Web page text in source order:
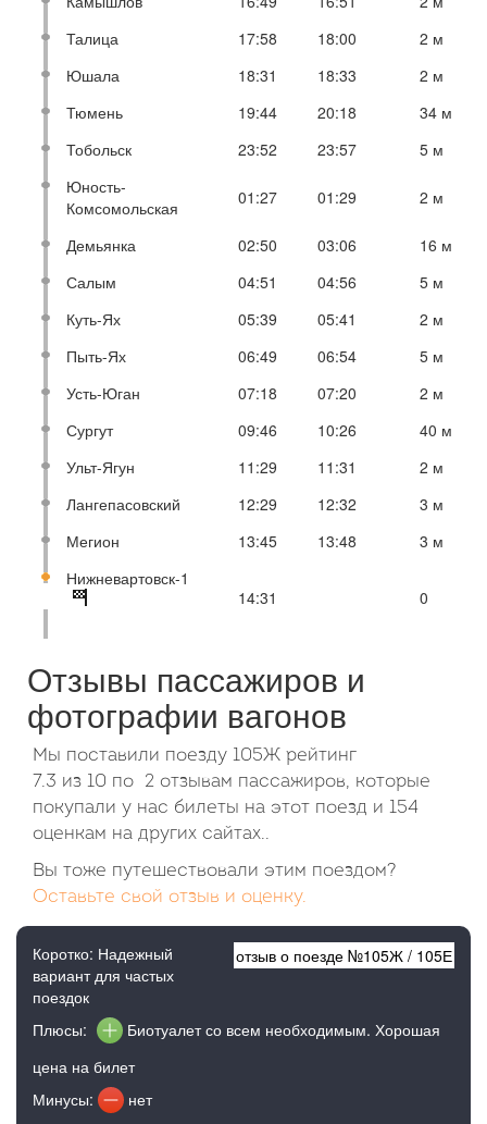
Талица
17:58 18:00
2 м
Юшала
18:31 18:33
2 м
Тюмень
19:44 20:18
34 м
Тобольск
23:52 23:57
5 м
Юность-
Комсомольская
01:27 01:29 2 м
Демьянка 02:50 03:06
16 м
Салым
04:51 04:56
5 м
Куть-Ях
05:39 05:41
2 м
Пыть-Ях
06:49 06:54
5 м
Усть-Юган
07:18 07:20
2 м
Сургут
09:46 10:26
40 м
Ульт-Ягун
11:29 11:31
2 м
Лангепасовский
12:29 12:32
3 м
Мегион
13:45 13:48
3 м
Нижневартовск-1
14:31
0
Отзывы пассажиров и
фотографии вагонов
Мы поставили поезду 105Ж рейтинг
7.3 из 10 по
2 отзывам пассажиров, которые
покупали у нас билеты на этот поезд и 154
оценкам на других сайтах..
Вы тоже путешествовали этим поездом?
Оставьте свой отзыв и оценку.
отзыв о поезде №105Ж / 105Е
Коротко: Надежный
вариант для частых
поездок
Плюсы:
Биотуалет со всем необходимым. Хорошая
цена на билет
Минусы:
нет